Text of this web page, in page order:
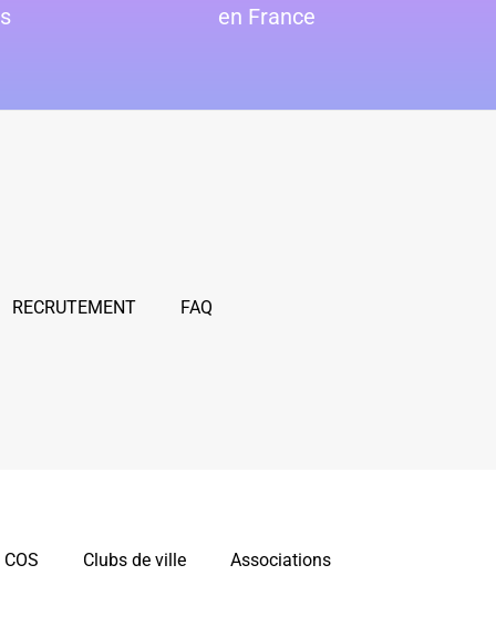
en France
RECRUTEMENT FAQ
Clubs de ville Associations